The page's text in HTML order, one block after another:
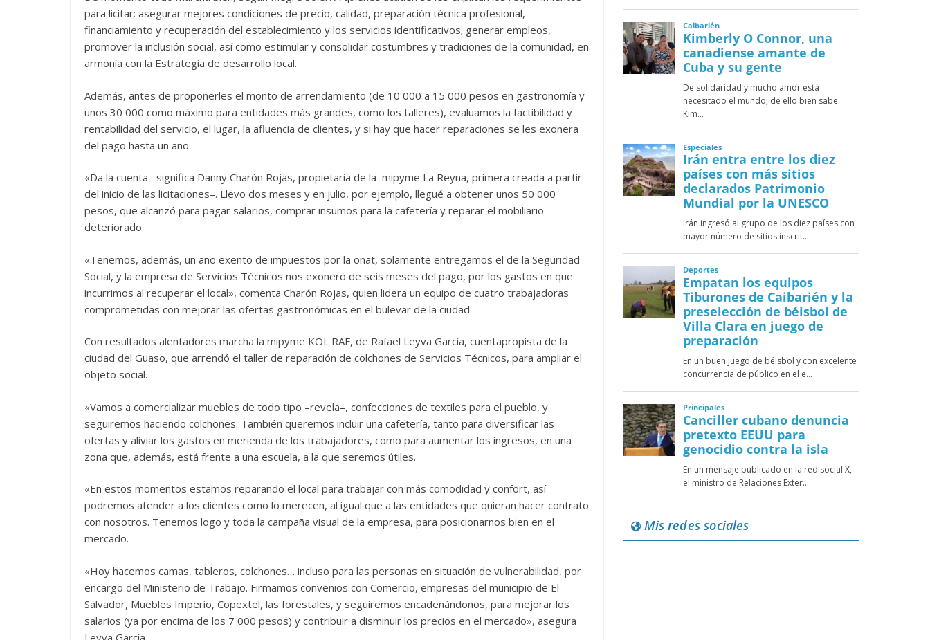
para licitar: asegurar mejores condiciones de precio, calidad, preparación técnica profesional,
financiamiento y recuperación del establecimiento y los servicios identificativos; generar empleos,
promover la inclusión social, así como estimular y consolidar costumbres y tradiciones de la comunidad, en
armonía con la Estrategia de desarrollo local.
Además, antes de proponerles el monto de arrendamiento (de 10 000 a 15 000 pesos en gastronomía y
unos 30 000 como máximo para entidades más grandes, como los talleres), evaluamos la factibilidad y
rentabilidad del servicio, el lugar, la afluencia de clientes, y si hay que hacer reparaciones se les exonera
del pago hasta un año.
«Da la cuenta –significa Danny Charón Rojas, propietaria de la mipyme La Reyna, primera creada a partir
del inicio de las licitaciones–. Llevo dos meses y en julio, por ejemplo, llegué a obtener unos 50 000
pesos, que alcanzó para pagar salarios, comprar insumos para la cafetería y reparar el mobiliario
deteriorado.
«Tenemos, además, un año exento de impuestos por la onat, solamente entregamos el de la Seguridad
Social, y la empresa de Servicios Técnicos nos exoneró de seis meses del pago, por los gastos en que
incurrimos al recuperar el local», comenta Charón Rojas, quien lidera un equipo de cuatro trabajadoras
comprometidas con mejorar las ofertas gastronómicas en el bulevar de la ciudad.
Con resultados alentadores marcha la mipyme KOL RAF, de Rafael Leyva García, cuentapropista de la
ciudad del Guaso, que arrendó el taller de reparación de colchones de Servicios Técnicos, para ampliar el
objeto social.
«Vamos a comercializar muebles de todo tipo –revela–, confecciones de textiles para el pueblo, y
seguiremos haciendo colchones. También queremos incluir una cafetería, tanto para diversificar las
ofertas y aliviar los gastos en merienda de los trabajadores, como para aumentar los ingresos, en una
zona que, además, está frente a una escuela, a la que seremos útiles.
«En estos momentos estamos reparando el local para trabajar con más comodidad y confort, así
podremos atender a los clientes como lo merecen, al igual que a las entidades que quieran hacer contrato
con nosotros. Tenemos logo y toda la campaña visual de la empresa, para posicionarnos bien en el
mercado.
«Hoy hacemos camas, tableros, colchones… incluso para las personas en situación de vulnerabilidad, por
encargo del Ministerio de Trabajo. Firmamos convenios con Comercio, empresas del municipio de El
Salvador, Muebles Imperio, Copextel, las forestales, y seguiremos encadenándonos, para mejorar los
salarios (ya por encima de los 7 000 pesos) y contribuir a disminuir los precios en el mercado», asegura
Leyva García.
Mis redes sociales